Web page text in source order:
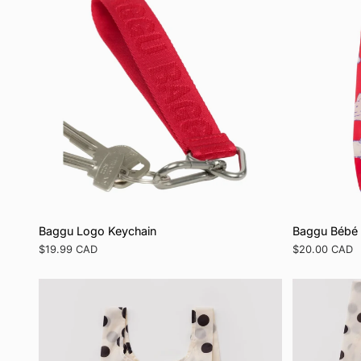
Baggu Logo Keychain
Prix
régulier
$19.99 CAD
Baggu
Prix
régulier
$20.00 CAD